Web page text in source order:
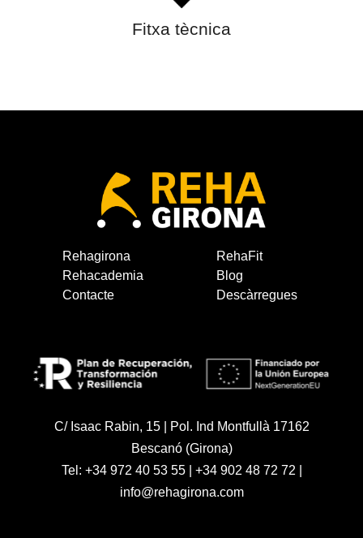
Fitxa tècnica
Rehagirona
RehaFit
Rehacademia
Blog
Contacte
Descàrregues
C/ Isaac Rabin, 15 | Pol. Ind Montfullà 17162
Bescanó (Girona)
Tel: +34 972 40 53 55| +34 902 48 72 72
info@rehagirona.com